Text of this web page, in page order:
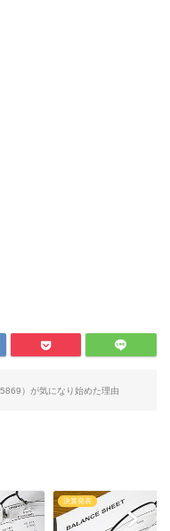
）が気になり始めた理由
決算発表